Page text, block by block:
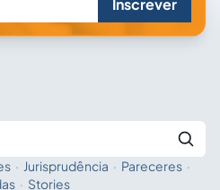
Inscrever
com a IA
· Jurisprudência · Pareceres ·
· Stories